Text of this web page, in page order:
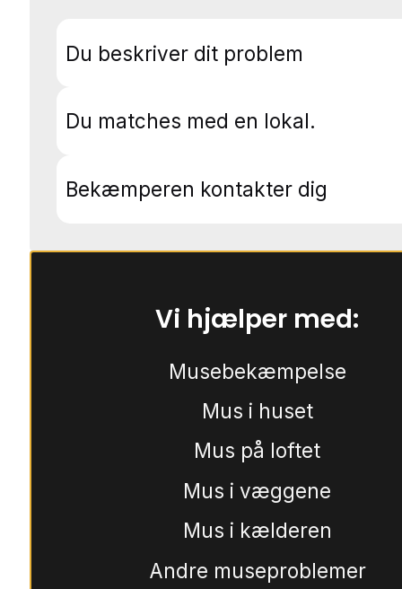
Du beskriver dit problem
Du matches med en lokal.
Bekæmperen kontakter dig
Vi hjælper med:
Musebekæmpelse
Mus i huset
Mus på loftet
Mus i væggene
Mus i kælderen
Andre museproblemer